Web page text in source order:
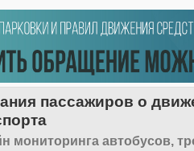
пассажиров о
мониторинга автобусов,